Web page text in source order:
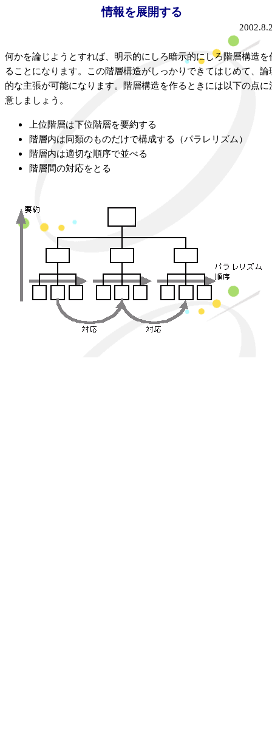
情報を展開する
何かを論じようとすれば、明示的にしろ暗示的にしろ階層構造を
ることになります。この階層構造がしっかりできてはじめて、論
的な主張が可能になります。階層構造を作るときには以下の点に
意しましょう。
上位階層は下位階層を要約する
階層内は同類のものだけで構成する（パラレリズム）
階層内は適切な順序で並べる
階層間の対応をとる